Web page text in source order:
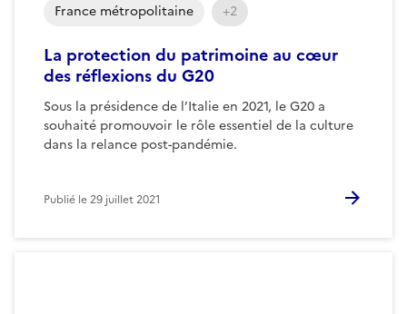
La protection du patrimoine au cœur
des réflexions du G20
Sous la présidence de l’Italie en 2021, le G20 a
souhaité promouvoir le rôle essentiel de la culture
dans la relance post-pandémie.
France métropolitaine +2
Publié le29 juillet 2021